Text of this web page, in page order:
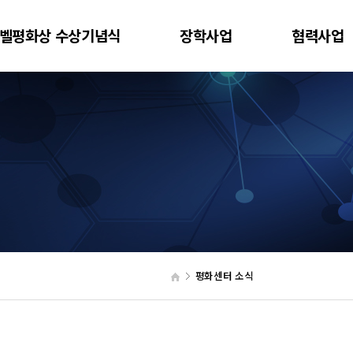
평화상 수상기념식 장학사업 협력사업
평화센터 소식